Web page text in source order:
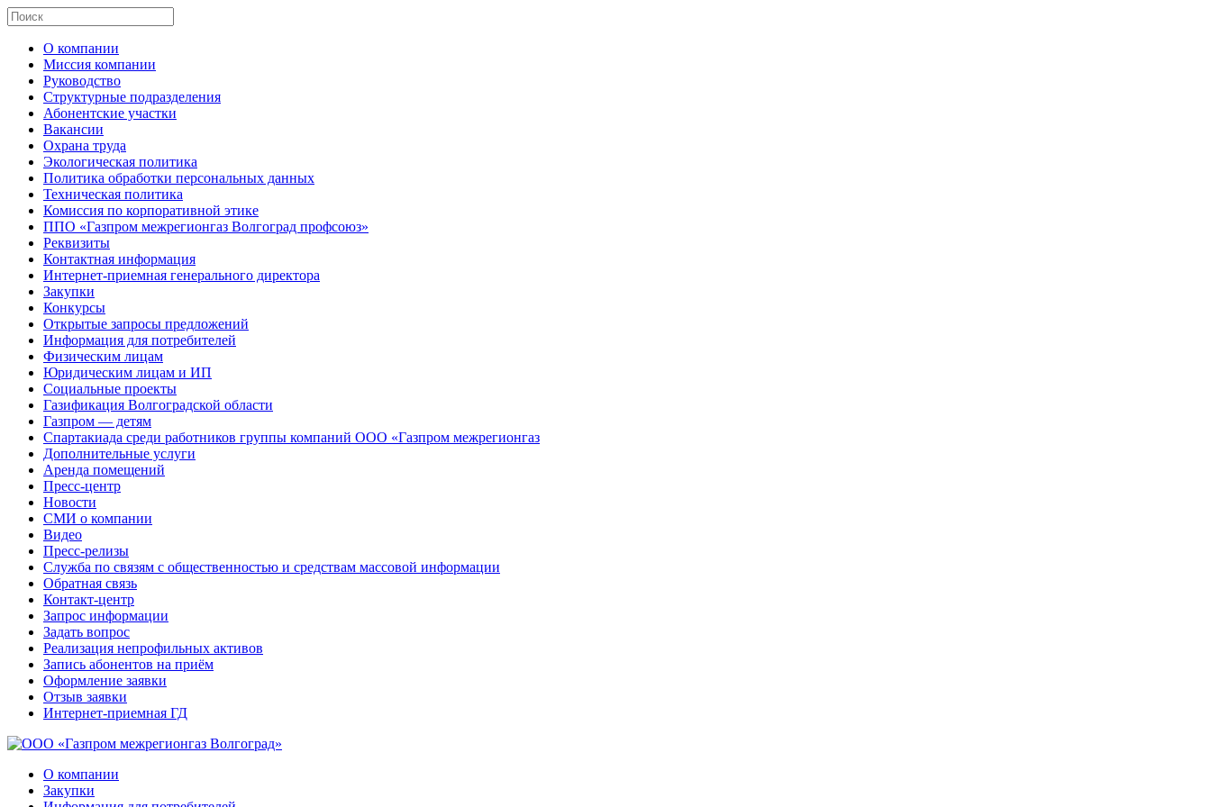
О компании
Миссия компании
Руководство
Структурные подразделения
Абонентские участки
Вакансии
Охрана труда
Экологическая политика
Политика обработки персональных данных
Техническая политика
Комиссия по корпоративной этике
ППО «Газпром межрегионгаз Волгоград профсоюз»
Реквизиты
Контактная информация
Интернет-приемная генерального директора
Закупки
Конкурсы
Открытые запросы предложений
Информация для потребителей
Физическим лицам
Юридическим лицам и ИП
Социальные проекты
Газификация Волгоградской области
Газпром — детям
Спартакиада среди работников группы компаний ООО «Газпром межрегионгаз
Дополнительные услуги
Аренда помещений
Пресс-центр
Новости
СМИ о компании
Видео
Пресс-релизы
Служба по связям с общественностью и средствам массовой информации
Обратная связь
Контакт-центр
Запрос информации
Задать вопрос
Реализация непрофильных активов
Запись абонентов на приём
Оформление заявки
Отзыв заявки
Интернет-приемная ГД
О компании
Закупки